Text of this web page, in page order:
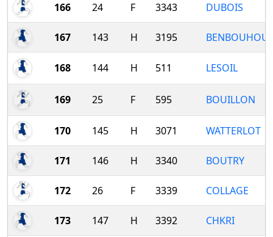
166 24 F 3343 DUBOIS
167 143 H 3195
168 144 H 511 LESOIL
169 25 F 595 BOUILLON
170 145 H 3071 WATTERLOT
171 146 H 3340 BOUTRY
172 26 F 3339 COLLAGE
173 147 H 3392 CHKRI